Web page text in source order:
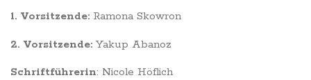
1. Vorsitzende: Ramona Skowron
2. Vorsitzende: Yakup Abanoz
Schriftführerin: Nicole Höflich